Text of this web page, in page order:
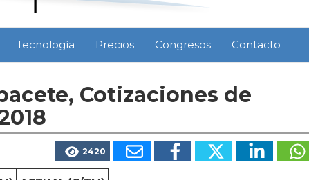
Tecnología Precios Congresos Contacto
Cotizaciones de
2420